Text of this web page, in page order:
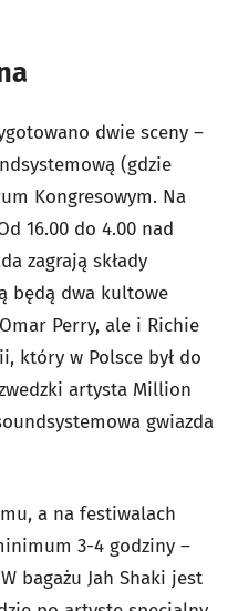
dwie sceny –
(gdzie
Kongresowym. Na
16.00 do 4.00 nad
zagrają składy
będą dwa kultowe
Perry, ale i Richie
który w Polsce był do
artysta Million
gwiazda
a na festiwalach
3-4 godziny –
bagażu Jah Shaki jest